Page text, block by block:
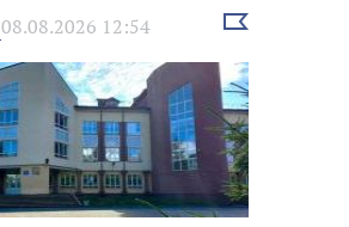
08.08.2026 12:54
Выбрать